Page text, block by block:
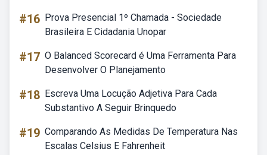
#16 Prova Presencial 1º Chamada - Sociedade
Brasileira E Cidadania Unopar
#17 O Balanced Scorecard é Uma Ferramenta Para
Desenvolver O Planejamento
#18 Escreva Uma Locução Adjetiva Para Cada
Substantivo A Seguir Brinquedo
#19 Comparando As Medidas De Temperatura Nas
Escalas Celsius E Fahrenheit